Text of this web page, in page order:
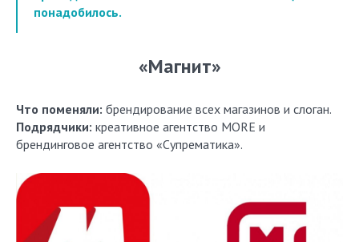
понадобилось.
«Магнит»
Что поменяли: брендирование всех магазинов и слоган.
Подрядчики: креативное агентство MORE и
брендинговое агентство «Супрематика».